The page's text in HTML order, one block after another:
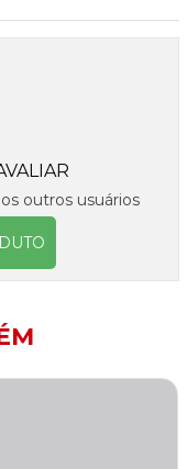
outros usuários